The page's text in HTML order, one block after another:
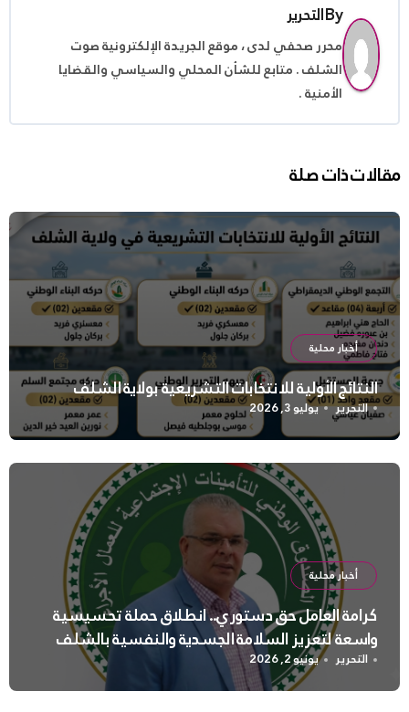
Byالتحرير
محرر صحفي لدى ، موقع الجريدة الإلكترونية صوت
الشلف . متابع للشأن المحلي والسياسي والقضايا
الأمنية .
مقالات ذات صلة
أخبار محلية
النتائج الأولية للانتخابات التشريعية بولاية الشلف
التحرير يوليو 3, 2026
أخبار محلية
كرامة العامل حق دستوري.. انطلاق حملة تحسيسية
واسعة لتعزيز السلامة الجسدية والنفسية بالشلف
التحرير يونيو 2, 2026